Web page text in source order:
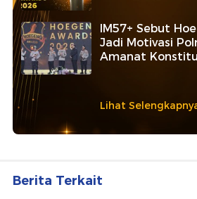
IM57+ Sebut
Jadi Motivasi
Amanat
Lihat
Berita Terkait